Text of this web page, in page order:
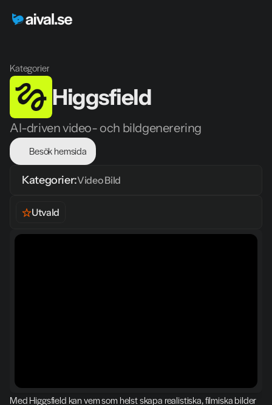
Kategorier
Higgsfield
AI-driven video- och bildgenerering
Besök hemsida
Kategorier:Video Bild
Utvald
Med Higgsfield kan vem som helst skapa realistiska, filmiska bilder